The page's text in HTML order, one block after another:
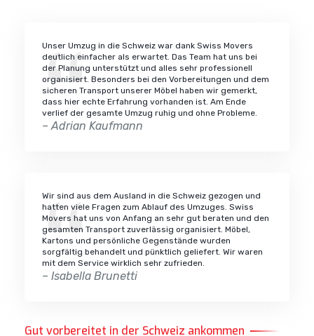
Unser Umzug in die Schweiz war dank Swiss Movers
deutlich einfacher als erwartet. Das Team hat uns bei
der Planung unterstützt und alles sehr professionell
organisiert. Besonders bei den Vorbereitungen und dem
sicheren Transport unserer Möbel haben wir gemerkt,
dass hier echte Erfahrung vorhanden ist. Am Ende
verlief der gesamte Umzug ruhig und ohne Probleme.
– Adrian Kaufmann
Wir sind aus dem Ausland in die Schweiz gezogen und
hatten viele Fragen zum Ablauf des Umzuges. Swiss
Movers hat uns von Anfang an sehr gut beraten und den
gesamten Transport zuverlässig organisiert. Möbel,
Kartons und persönliche Gegenstände wurden
sorgfältig behandelt und pünktlich geliefert. Wir waren
mit dem Service wirklich sehr zufrieden.
– Isabella Brunetti
Gut vorbereitet in der Schweiz ankommen